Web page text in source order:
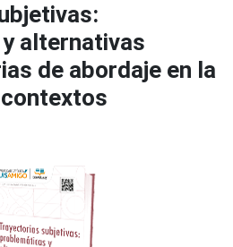
alternativas
de abordaje en la